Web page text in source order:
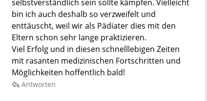
selbstverständlich sein sollte kämpfen. Vielleicht
bin ich auch deshalb so verzweifelt und
enttäuscht, weil wir als Pädiater dies mit den
Eltern schon sehr lange praktizieren.
Viel Erfolg und in diesen schnelllebigen Zeiten
mit rasanten medizinischen Fortschritten und
Möglichkeiten hoffentlich bald!
Antworten